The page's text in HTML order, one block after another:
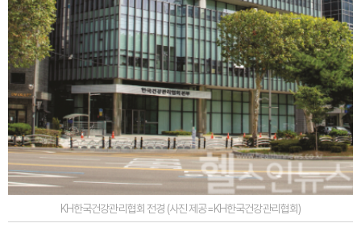
KH한국건강관리협회 전경 (사진 제공=KH한국건강관리협회)